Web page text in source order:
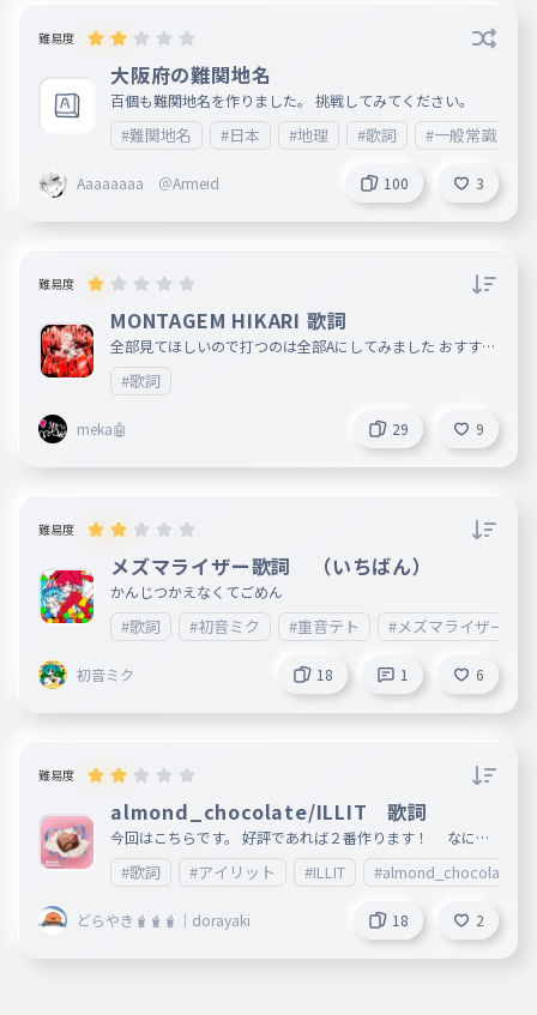
なみだなんてみせもしないで
056 バイバイYesterday
ばいばいいぇすたでい
365日分の思いは
置いていけるわけないから
059 全部もってそろそろ行こうか
ぜんぶもってそろそろいこうか
060 バイバイYesterday
ばいばいいぇすたでい
061 365日分の思い出
もっとおとなになっても
063 少しも色褪せないさ
すこしもいろあせないさ
難易度
大阪府の難関地名
百個も難関地名を作りました。 挑戦してみてください。
#難関地名 #日本 #地理 #歌詞 #一般常識
Aaaaaaaa ＠Armeid 100 3
難易度
MONTAGEM HIKARI 歌詞
全部見てほしいので打つのは全部Aにしてみました おすすめ
はその歌詞を読み終わったら次進むっていうのもいいと思い
ます
#歌詞
meka🤖 29 9
難易度
メズマライザー歌詞 （いちばん）
かんじつかえなくてごめん
#歌詞 #初音ミク #重音テト #メズマライザー
初音ミク 18 1 6
難易度
almond_chocolate/ILLIT 歌詞
今回はこちらです。 好評であれば２番作ります！ なにか
あったらコメント欄へ ✨️歌詞タイピングリクエスト募集中✨️
https://ankey.io/wordbooks/d5i770i9io6g02qaiokg 「◯
◯の種類」を中心におもしろいタイピングを 投稿していき
ます。 不定期とはなりますが、皆さんが楽しめるタイピン
グを投稿します。 【プレイ回数 NO.1 pick up】 https://an
key.io/wordbooks/d38ikma9io6g035r0m
#歌詞 #アイリット #ILLIT #almond_chocolate
どらやき🧋🧋🧋｜dorayaki 18 2